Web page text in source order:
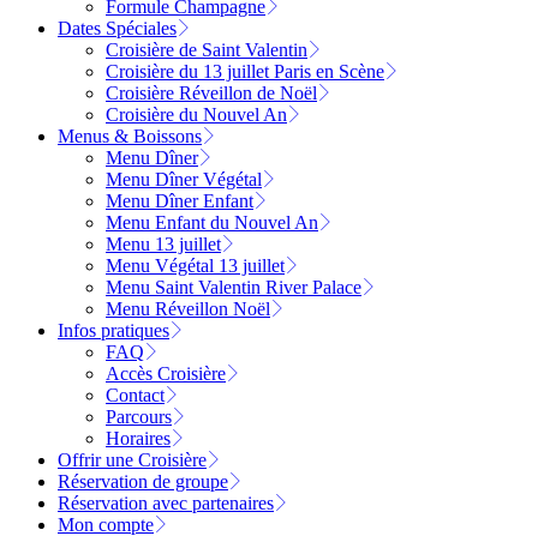
Formule Champagne
Dates Spéciales
Croisière de Saint Valentin
Croisière du 13 juillet Paris en Scène
Croisière Réveillon de Noël
Croisière du Nouvel An
Menus & Boissons
Menu Dîner
Menu Dîner Végétal
Menu Dîner Enfant
Menu Enfant du Nouvel An
Menu 13 juillet
Menu Végétal 13 juillet
Menu Saint Valentin River Palace
Menu Réveillon Noël
Infos pratiques
FAQ
Accès Croisière
Contact
Parcours
Horaires
Offrir une Croisière
Réservation de groupe
Réservation avec partenaires
Mon compte